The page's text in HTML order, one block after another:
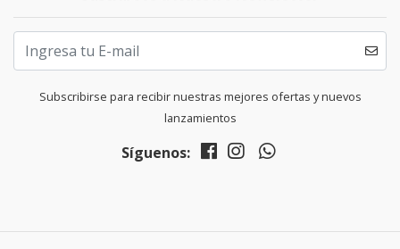
Subscribirse para recibir nuestras mejores ofertas y nuevos
lanzamientos
Síguenos: